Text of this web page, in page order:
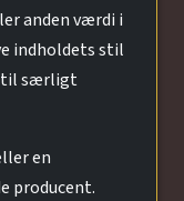
anden værdi i
indholdets stil
til særligt
en
producent.